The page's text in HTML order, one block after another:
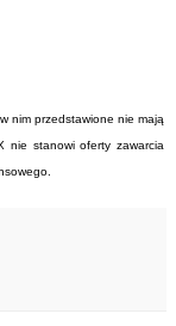
nim przedstawione nie mają
nie stanowi oferty zawarcia